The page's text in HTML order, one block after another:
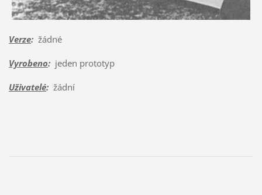
Verze:žádné
Vyrobeno:jeden prototyp
Uživatelé:žádní